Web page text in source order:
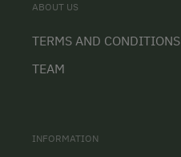
ABOUT US
TERMS AND CONDITIONS
TEAM
INFORMATION